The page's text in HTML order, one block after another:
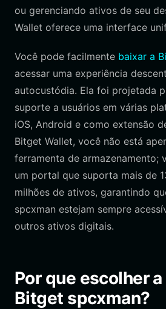
ou gerenciando ativos de seu
Wallet oferece uma interface
Você pode facilmente baixar a
acessar uma experiência
autocustódia. Ela foi projetada
suporte a usuários em várias
iOS, Android e como extensão
Bitget Wallet, você não está
ferramenta de armazenamento;
um portal que suporta mais de
milhões de ativos, garantindo
spcxman estejam sempre
outros ativos digitais.
Por que escolher
Bitget spcxman?